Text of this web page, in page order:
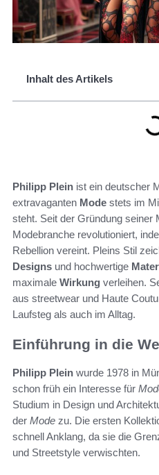
Inhalt des Artikels
Philipp Plein ist ein deutscher
extravaganten Mode stets im
steht. Seit der Gründung seiner
Modebranche revolutioniert,
Rebellion vereint. Pleins Stil
Designs und hochwertige
maximale Wirkung verleihen.
aus streetwear und Haute
Laufsteg als auch im Alltag.
Einführung in die
Philipp Plein wurde 1978 in
schon früh ein Interesse für
Studium in Design und
der Mode zu. Die ersten
schnell Anklang, da sie die
und Streetstyle verwischten.